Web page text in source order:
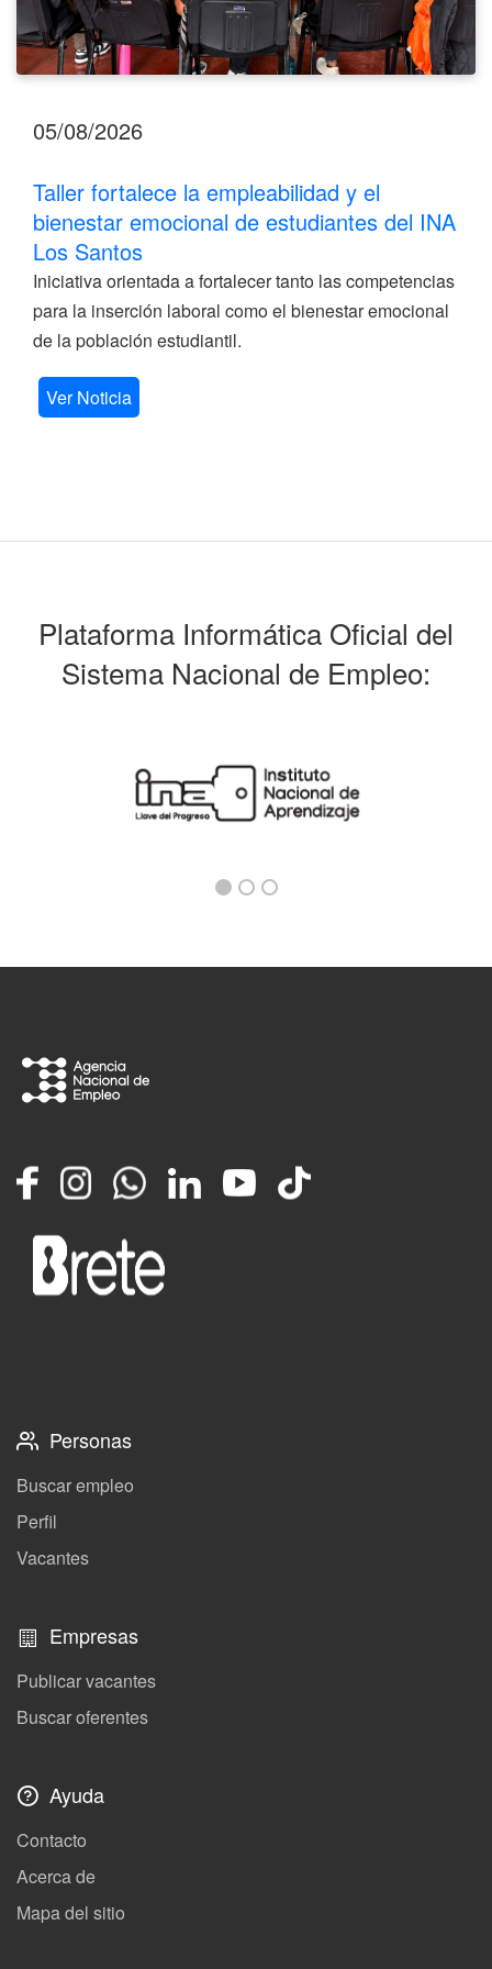
Santos
05/08/2026
Taller fortalece la empleabilidad y el
bienestar emocional de estudiantes del INA
Los Santos
Iniciativa orientada a fortalecer tanto las competencias
para la inserción laboral como el bienestar emocional
de la población estudiantil.
Ver Noticia
Plataforma Informática Oficial del
Sistema Nacional de Empleo:
FacebookInstagramWhatsappLinkedInYouTube
TikTok
Personas
Buscar empleo
Perfil
Vacantes
Empresas
Publicar vacantes
Buscar oferentes
Ayuda
Contacto
Acerca de
Mapa del sitio